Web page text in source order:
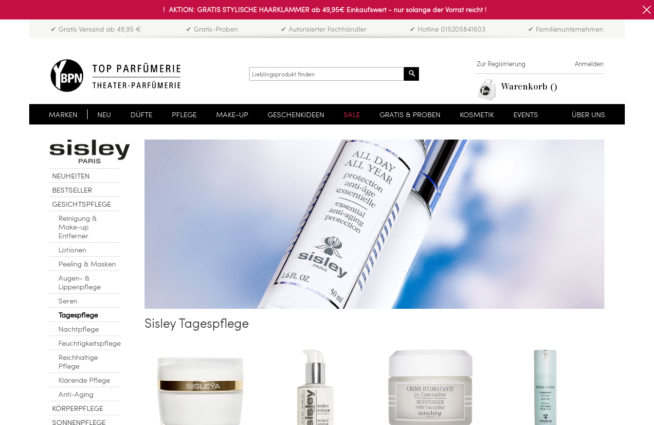
! AKTION: GRATIS STYLISCHE HAARKLAMMER ab 49,95€ Einkaufswert - nur solange der Vorrat reicht !
✔ Gratis Versand ab 49,95 € ✔ Gratis-Proben ✔ Autorisierter Fachhändler ✔ Hotline 015205841603 ✔ Familienunternehmen
Zur Registrierung Anmelden
Warenkorb
MARKEN NEU DÜFTE PFLEGE MAKE-UP GESCHENKIDEEN SALE GRATIS & PROBEN KOSMETIK EVENTS ÜBER UNS
NEUHEITEN
BESTSELLER
GESICHTSPFLEGE
Reinigung &
Make-up
Entferner
Lotionen
Peeling & Masken
Augen- &
Lippenpflege
Seren
Tagespflege
Nachtpflege
Feuchtigkeitspflege
Reichhaltige
Pflege
Klärende Pflege
Anti-Aging
KÖRPERPFLEGE
SONNENPFLEGE
Sisley Tagespflege